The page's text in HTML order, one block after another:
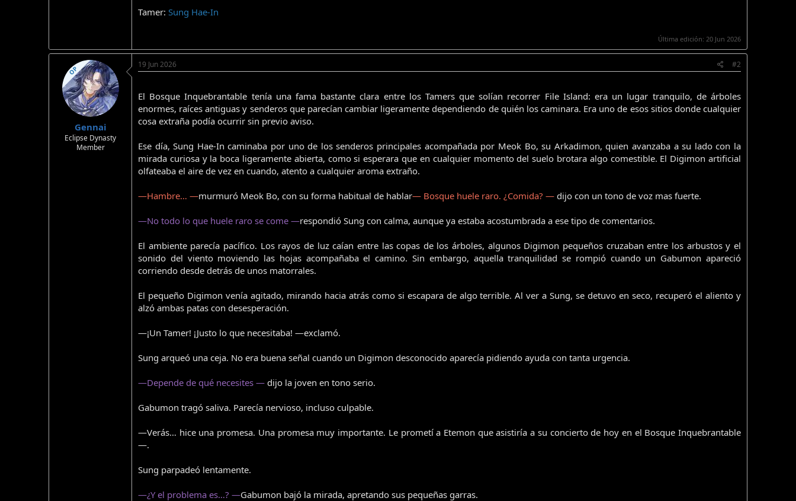
Tamer: Sung Hae-In
Última edición: 20 Jun 2026
OP
Gennai
Eclipse Dynasty
Member
19 Jun 2026 #2
El Bosque Inquebrantable tenía una fama bastante clara entre los Tamers que solían recorrer File Island: era un lugar tranquilo, de árboles
enormes, raíces antiguas y senderos que parecían cambiar ligeramente dependiendo de quién los caminara. Era uno de esos sitios donde cualquier
cosa extraña podía ocurrir sin previo aviso.
Ese día, Sung Hae-In caminaba por uno de los senderos principales acompañada por Meok Bo, su Arkadimon, quien avanzaba a su lado con la
mirada curiosa y la boca ligeramente abierta, como si esperara que en cualquier momento del suelo brotara algo comestible. El Digimon artificial
olfateaba el aire de vez en cuando, atento a cualquier aroma extraño.
—Hambre… —murmuró Meok Bo, con su forma habitual de hablar— Bosque huele raro. ¿Comida? — dijo con un tono de voz mas fuerte.
—No todo lo que huele raro se come —respondió Sung con calma, aunque ya estaba acostumbrada a ese tipo de comentarios.
El ambiente parecía pacífico. Los rayos de luz caían entre las copas de los árboles, algunos Digimon pequeños cruzaban entre los arbustos y el
sonido del viento moviendo las hojas acompañaba el camino. Sin embargo, aquella tranquilidad se rompió cuando un Gabumon apareció
corriendo desde detrás de unos matorrales.
El pequeño Digimon venía agitado, mirando hacia atrás como si escapara de algo terrible. Al ver a Sung, se detuvo en seco, recuperó el aliento y
alzó ambas patas con desesperación.
—¡Un Tamer! ¡Justo lo que necesitaba! —exclamó.
Sung arqueó una ceja. No era buena señal cuando un Digimon desconocido aparecía pidiendo ayuda con tanta urgencia.
—Depende de qué necesites — dijo la joven en tono serio.
Gabumon tragó saliva. Parecía nervioso, incluso culpable.
—Verás… hice una promesa. Una promesa muy importante. Le prometí a Etemon que asistiría a su concierto de hoy en el Bosque Inquebrantable
—.
Sung parpadeó lentamente.
—¿Y el problema es…? —Gabumon bajó la mirada, apretando sus pequeñas garras.